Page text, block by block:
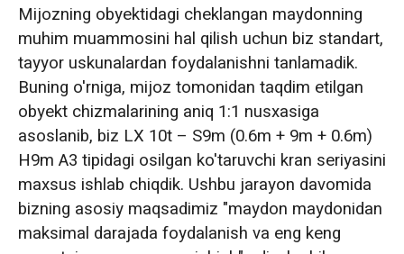
Mijozning obyektidagi cheklangan maydonning
muhim muammosini hal qilish uchun biz standart,
tayyor uskunalardan foydalanishni tanlamadik.
Buning o'rniga, mijoz tomonidan taqdim etilgan
obyekt chizmalarining aniq 1:1 nusxasiga
asoslanib, biz LX 10t – S9m (0.6m + 9m + 0.6m)
H9m A3 tipidagi osilgan ko'taruvchi kran seriyasini
maxsus ishlab chiqdik. Ushbu jarayon davomida
bizning asosiy maqsadimiz "maydon maydonidan
maksimal darajada foydalanish va eng keng